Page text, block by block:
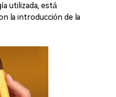
utilizada, está
la introducción de la